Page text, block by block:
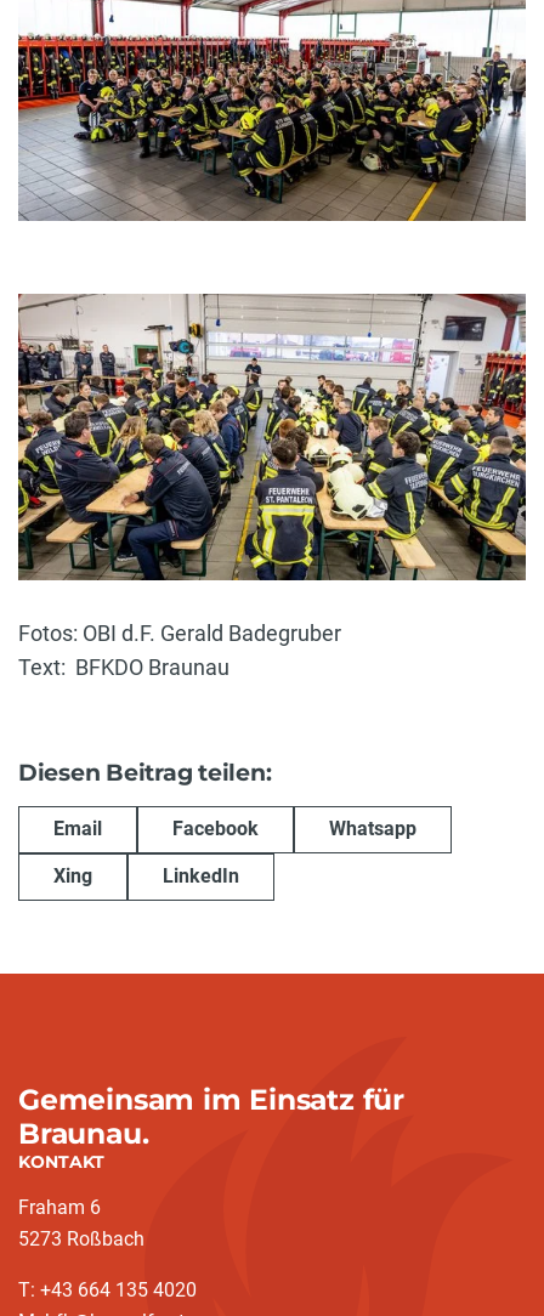
Fotos: OBI d.F. Gerald Badegruber
Text: BFKDO Braunau
Diesen Beitrag teilen:
Email Facebook Whatsapp
Xing LinkedIn
Gemeinsam im Einsatz für
Braunau.
KONTAKT
Fraham 6
5273 Roßbach
T: +43 664 135 4020